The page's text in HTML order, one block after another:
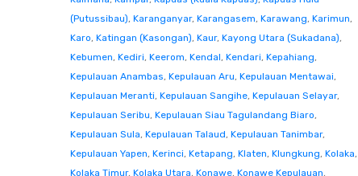
(Putussibau), Karanganyar, Karangasem, Karawang, Karimun,
Karo, Katingan (Kasongan), Kaur, Kayong Utara (Sukadana),
Kebumen, Kediri, Keerom, Kendal, Kendari, Kepahiang,
Kepulauan Anambas, Kepulauan Aru, Kepulauan Mentawai,
Kepulauan Meranti, Kepulauan Sangihe, Kepulauan Selayar,
Kepulauan Seribu, Kepulauan Siau Tagulandang Biaro,
Kepulauan Sula, Kepulauan Talaud, Kepulauan Tanimbar,
Kepulauan Yapen, Kerinci, Ketapang, Klaten, Klungkung, Kolaka,
Kolaka Timur, Kolaka Utara, Konawe, Konawe Kepulauan,